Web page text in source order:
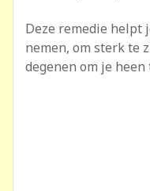
Deze remedie helpt
nemen, om sterk te
degenen om je